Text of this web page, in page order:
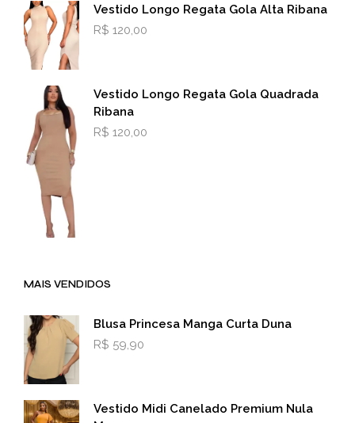
Vestido Longo Regata Gola Alta Ribana
R$ 120,00
Vestido Longo Regata Gola Quadrada
Ribana
R$ 120,00
MAIS VENDIDOS
Blusa Princesa Manga Curta Duna
R$ 59,90
Vestido Midi Canelado Premium Nula